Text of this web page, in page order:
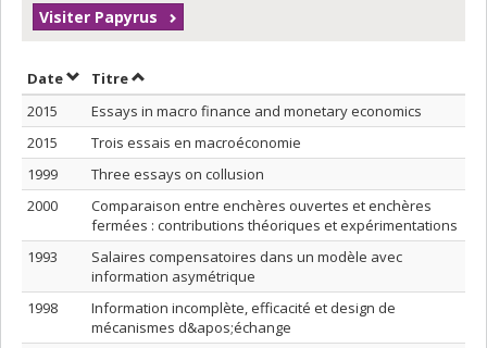
Visiter Papyrus
DateTrier par date en ordre décroissant
TitreTrier par titre en ordre décroissant
2015
Essays in macro finance and monetary economics
2015
Trois essais en macroéconomie
1999
Three essays on collusion
2000
Comparaison entre enchères ouvertes et enchères
fermées : contributions théoriques et expérimentations
1993
Salaires compensatoires dans un modèle avec
information asymétrique
1998
Information incomplète, efficacité et design de
mécanismes d&apos;échange